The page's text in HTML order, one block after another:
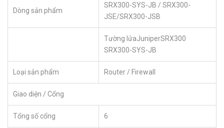
Dòng sản phẩm
SRX300-SYS-JB / SRX300-
JSE/SRX300-JSB
Tường lửaJuniperSRX300
SRX300-SYS-JB
Loại sản phẩm Router / Firewall
Giao diện / Cổng
Tổng số cổng 6